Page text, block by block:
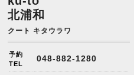
北浦和
クート キタウラワ
予約
TEL
048-882-1280